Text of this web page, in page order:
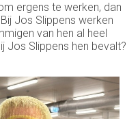
ergens te werken, dan
Jos Slippens werken
van hen al heel
Jos Slippens hen bevalt?